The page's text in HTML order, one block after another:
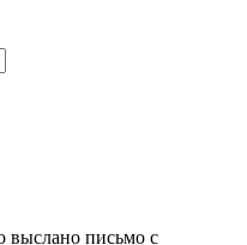
выслано письмо с